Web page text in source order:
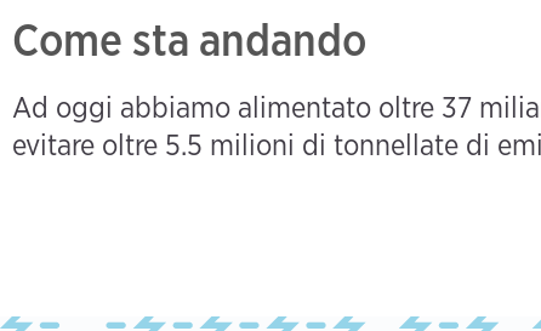
Come sta andando
Ad oggi abbiamo alimentato oltre 37
evitare oltre 5.5 milioni di tonnellate di